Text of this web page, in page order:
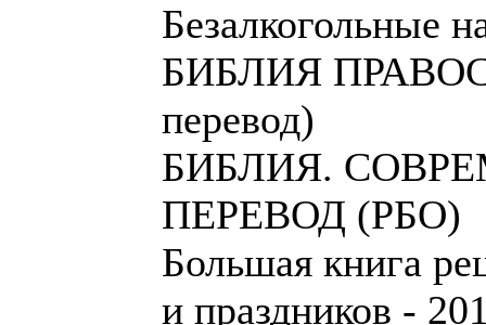
Безалкогольные
БИБЛИЯ
перевод)
БИБЛИЯ.
ПЕРЕВОД (РБО)
Большая книга
и праздников -